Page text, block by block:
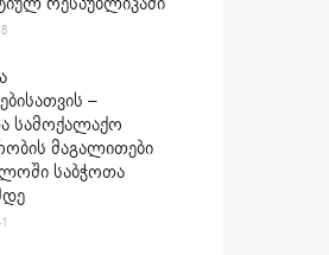
–
სამოქალაქო
მაგალითები
საბჭოთა